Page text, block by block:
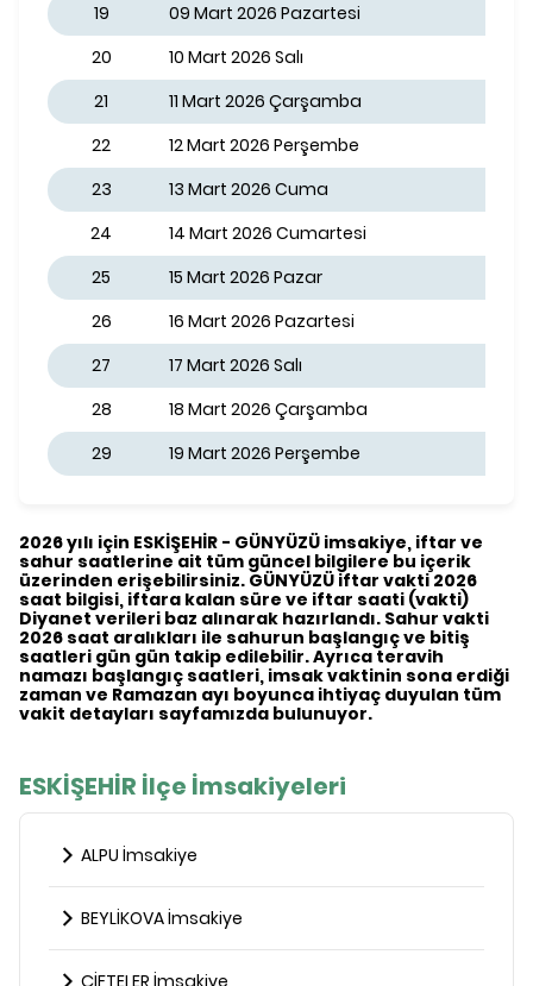
19
09 Mart 2026 Pazartesi
20
10 Mart 2026 Salı
21
11 Mart 2026 Çarşamba
22
12 Mart 2026 Perşembe
23
13 Mart 2026 Cuma
24
14 Mart 2026 Cumartesi
25
15 Mart 2026 Pazar
26
16 Mart 2026 Pazartesi
27
17 Mart 2026 Salı
28
18 Mart 2026 Çarşamba
29
19 Mart 2026 Perşembe
2026 yılı için ESKİŞEHİR - GÜNYÜZÜ imsakiye, iftar ve
sahur saatlerine ait tüm güncel bilgilere bu içerik
üzerinden erişebilirsiniz. GÜNYÜZÜ iftar vakti 2026
saat bilgisi, iftara kalan süre ve iftar saati (vakti)
Diyanet verileri baz alınarak hazırlandı. Sahur vakti
2026 saat aralıkları ile sahurun başlangıç ve bitiş
saatleri gün gün takip edilebilir. Ayrıca teravih
namazı başlangıç saatleri, imsak vaktinin sona erdiği
zaman ve Ramazan ayı boyunca ihtiyaç duyulan tüm
vakit detayları sayfamızda bulunuyor.
ESKİŞEHİR İlçe İmsakiyeleri
ALPU İmsakiye
BEYLİKOVA İmsakiye
ÇİFTELER İmsakiye